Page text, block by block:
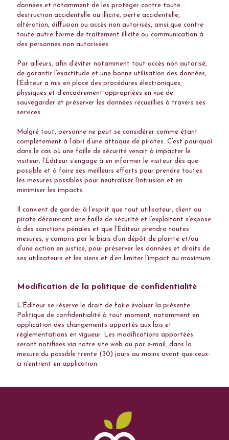
données et notamment de les protéger contre toute
destruction accidentelle ou illicite, perte accidentelle,
altération, diffusion ou accès non autorisés, ainsi que contre
toute autre forme de traitement illicite ou communication à
des personnes non autorisées.
Par ailleurs, afin d’éviter notamment tout accès non autorisé,
de garantir l’exactitude et une bonne utilisation des données,
l’Éditeur a mis en place des procédures électroniques,
physiques et d’encadrement appropriées en vue de
sauvegarder et préserver les données recueillies à travers ses
services.
Malgré tout, personne ne peut se considérer comme étant
complètement à l’abri d’une attaque de pirates. C’est pourquoi
dans le cas où une faille de sécurité venait à impacter le
visiteur, l’Éditeur s’engage à en informer le visiteur dès que
possible et à faire ses meilleurs efforts pour prendre toutes
les mesures possibles pour neutraliser l’intrusion et en
minimiser les impacts.
Il convient de garder à l’esprit que tout utilisateur, client ou
pirate découvrant une faille de sécurité et l’exploitant s’expose
à des sanctions pénales et que l’Éditeur prendra toutes
mesures, y compris par le biais d’un dépôt de plainte et/ou
d’une action en justice, pour préserver les données et droits de
ses utilisateurs et les siens et d’en limiter l’impact au maximum.
Modification de la politique de confidentialité
L’Éditeur se réserve le droit de faire évoluer la présente
Politique de confidentialité à tout moment, notamment en
application des changements apportés aux lois et
réglementations en vigueur. Les modifications apportées
seront notifiées via notre site web ou par e-mail, dans la
mesure du possible trente (30) jours au moins avant que ceux-
ci n’entrent en application.